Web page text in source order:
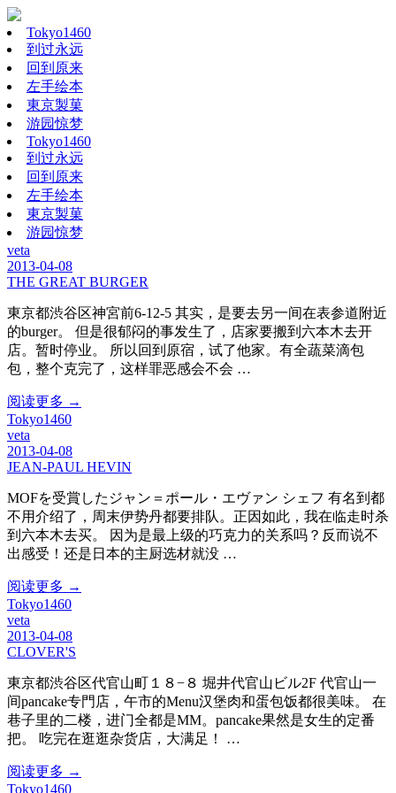
Tokyo1460
到过永远
回到原来
左手绘本
東京製菓
游园惊梦
Tokyo1460
到过永远
回到原来
左手绘本
東京製菓
游园惊梦
veta
2013-04-08
THE GREAT BURGER
東京都渋谷区神宮前6-12-5 其实，是要去另一间在表参道附近
的burger。 但是很郁闷的事发生了，店家要搬到六本木去开
店。暂时停业。 所以回到原宿，试了他家。有全蔬菜滴包
包，整个克完了，这样罪恶感会不会 …
阅读更多 →
Tokyo1460
veta
2013-04-08
JEAN-PAUL HEVIN
MOFを受賞したジャン＝ポール・エヴァン シェフ 有名到都
不用介绍了，周末伊势丹都要排队。正因如此，我在临走时杀
到六本木去买。 因为是最上级的巧克力的关系吗？反而说不
出感受！还是日本的主厨选材就没 …
阅读更多 →
Tokyo1460
veta
2013-04-08
CLOVER'S
東京都渋谷区代官山町１８−８ 堀井代官山ビル2F 代官山一
间pancake专門店，午市的Menu汉堡肉和蛋包饭都很美味。 在
巷子里的二楼，进门全都是MM。pancake果然是女生的定番
把。 吃完在逛逛杂货店，大满足！ …
阅读更多 →
Tokyo1460